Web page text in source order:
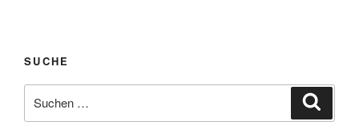
SUCHE
nach: